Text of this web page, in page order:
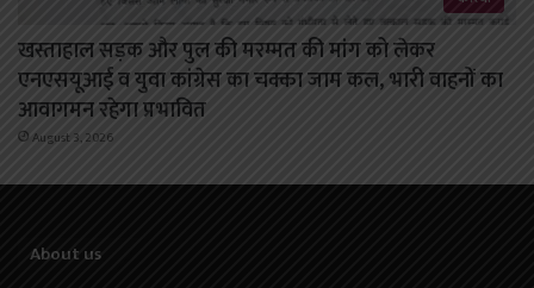
खस्ताहाल सड़क और पुल की मरम्मत की मांग को लेकर
एनएसयूआई व युवा कांग्रेस का चक्का जाम कल, भारी वाहनों का
आवागमन रहेगा प्रभावित
August 3, 2026
About us